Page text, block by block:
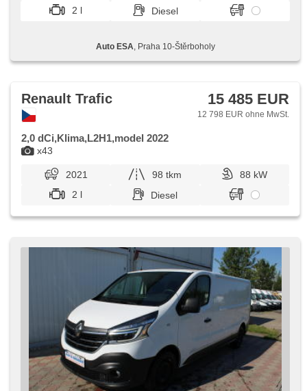
2 l
Diesel
Auto ESA , Praha 10-Štěrboholy
x43
Renault Trafic 15 485 EUR
12 798 EUR ohne MwSt.
2,0 dCi,Klima,L2H1,model 2022
2021 98 tkm
88 kW
2 l
Diesel